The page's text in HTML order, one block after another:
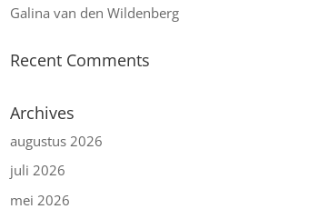
Galina van den Wildenberg
Recent Comments
Archives
augustus 2026
juli 2026
mei 2026